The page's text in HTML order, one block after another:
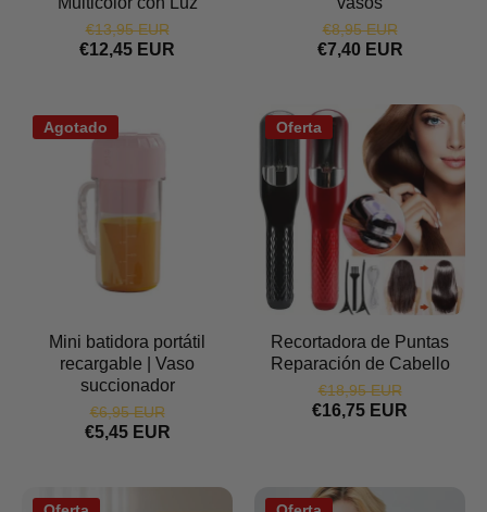
€13,95 EUR
€12,45 EUR
€8,95 EUR
€7,40 EUR
Agotado
Mini batidora portátil
recargable | Vaso
succionador
€6,95 EUR
€5,45 EUR
Oferta
Recortadora de Puntas
Reparación de Cabello
€18,95 EUR
€16,75 EUR